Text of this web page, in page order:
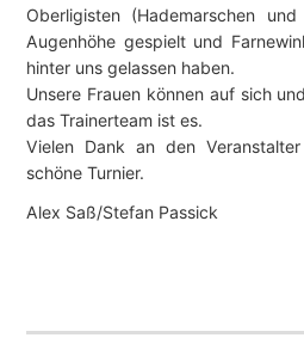
Oberligisten (Hademarschen
Augenhöhe gespielt und
hinter uns gelassen haben.
Unsere Frauen können auf sich
das Trainerteam ist es.
Vielen Dank an den
schöne Turnier.
Alex Saß/Stefan Passick